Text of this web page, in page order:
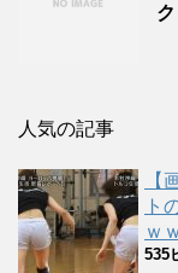
人気の記事
【
ト
ｗ
535